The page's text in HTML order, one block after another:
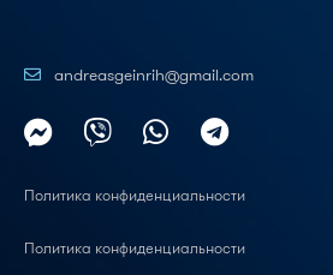
andreasgeinrih@gmail.com
Политика конфиденциальности
Политика конфиденциальности